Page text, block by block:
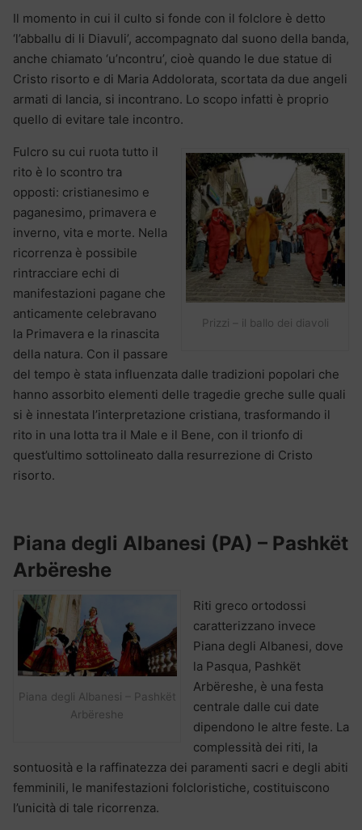
Il momento in cui il culto si fonde con il folclore è detto
‘l’abballu di li Diavuli’, accompagnato dal suono della banda,
anche chiamato ‘u’ncontru’, cioè quando le due statue di
Cristo risorto e di Maria Addolorata, scortata da due angeli
armati di lancia, si incontrano. Lo scopo infatti è proprio
quello di evitare tale incontro.
Prizzi – il ballo dei diavoli
Fulcro su cui ruota tutto il
rito è lo scontro tra
opposti: cristianesimo e
paganesimo, primavera e
inverno, vita e morte. Nella
ricorrenza è possibile
rintracciare echi di
manifestazioni pagane che
anticamente celebravano
la Primavera e la rinascita
della natura. Con il passare
del tempo è stata influenzata dalle tradizioni popolari che
hanno assorbito elementi delle tragedie greche sulle quali
si è innestata l’interpretazione cristiana, trasformando il
rito in una lotta tra il Male e il Bene, con il trionfo di
quest’ultimo sottolineato dalla resurrezione di Cristo
risorto.
Piana degli Albanesi (PA) – Pashkët
Arbëreshe
Piana degli Albanesi – Pashkët
Arbëreshe
Riti greco ortodossi
caratterizzano invece
Piana degli Albanesi, dove
la Pasqua, Pashkët
Arbëreshe, è una festa
centrale dalle cui date
dipendono le altre feste. La
complessità dei riti, la
sontuosità e la raffinatezza dei paramenti sacri e degli abiti
femminili, le manifestazioni folcloristiche, costituiscono
l’unicità di tale ricorrenza.